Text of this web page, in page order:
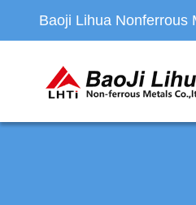
Baoji Lihua Nonferrous